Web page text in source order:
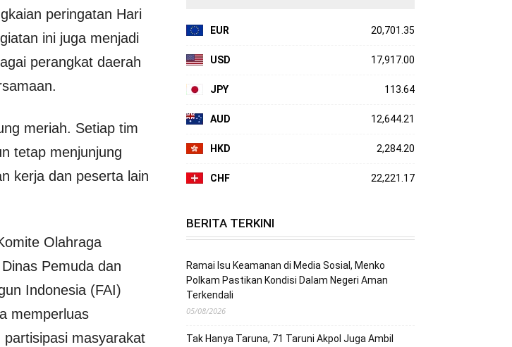
peringatan Hari
ini juga menjadi
perangkat daerah
meriah. Setiap tim
tetap menjunjung
kerja dan peserta lain
Olahraga
Pemuda dan
Indonesia (FAI)
memperluas
masyarakat
EUR 20,701.35
USD 17,917.00
JPY 113.64
AUD 12,644.21
HKD 2,284.20
CHF 22,221.17
BERITA TERKINI
Ramai Isu Keamanan di Media Sosial, Menko
Polkam Pastikan Kondisi Dalam Negeri Aman
Terkendali
05/08/2026
Tak Hanya Taruna, 71 Taruni Akpol Juga Ambil